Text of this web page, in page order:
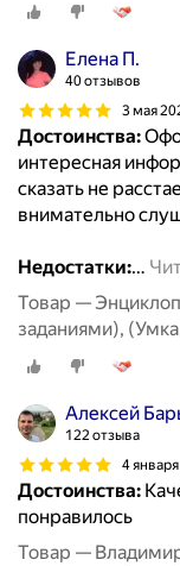
Елена П.
40 отзывов
3 мая
Достоинства:
интересная
сказать не
внимательно
Недостатки:…
Товар —
заданиями),
Алексей
122 отзыва
4
Достоинства:
понравилось
Товар —